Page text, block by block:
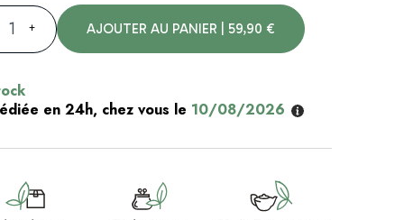
+ AJOUTER AU PANIER | 59,90 €
en 24h, chez vous le 10/08/2026